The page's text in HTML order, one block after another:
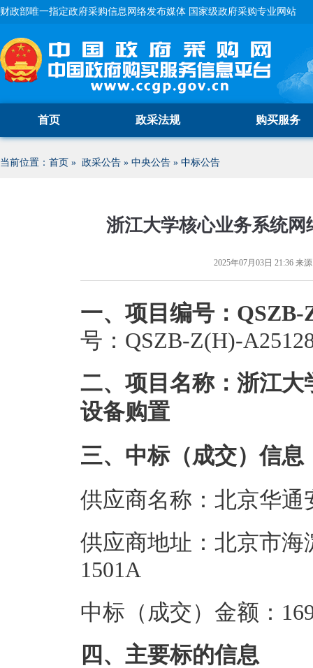
财政部唯一指定政府采购信息网络发布媒体 国家级政府采购专业网站
首页 政采法规 购买服务
当前位置： 首页 » 政采公告 » 中央公告 » 中标公告
浙江大学核心业务系统
2025年07月03日 21:36 来
一、项目编号：
号：QSZB-Z(H)-
二、项目名称：浙江
设备购置
三、中标（成交）信息
供应商名称：北京华通
供应商地址：北京市海
1501A
中标（成交）金额：
四、主要标的信息